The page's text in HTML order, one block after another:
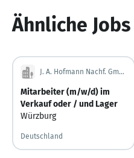
Ähnliche Jobs
J. A. Hofmann Nachf. GmbH
Mitarbeiter (m/w/d) im
Verkauf oder / und Lager
Würzburg
Deutschland